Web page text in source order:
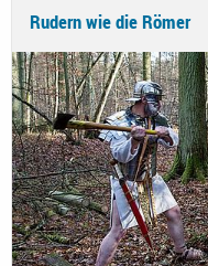
Rudern wie die Römer